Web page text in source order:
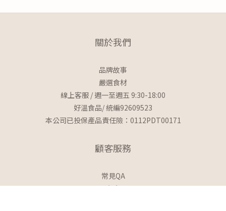
關於我們
品牌故事
嚴選食材
線上客服 / 週一至週五 9:30-18:00
好溫食品/ 統編92609523
本公司已投保產品責任險：0112PDT00171
顧客服務
常見QA
門市自取